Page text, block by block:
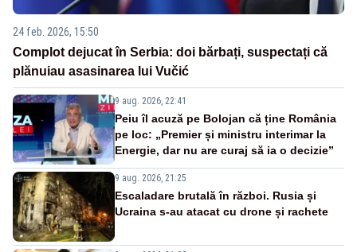
24 feb. 2026, 15:50
Complot dejucat în Serbia: doi bărbați, suspectați că
plănuiau asasinarea lui Vučić
9 aug. 2026, 22:41
Peiu îl acuză pe Bolojan că ține România
pe loc: „Premier și ministru interimar la
Energie, dar nu are curaj să ia o decizie”
9 aug. 2026, 21:25
Escaladare brutală în război. Rusia și
Ucraina s-au atacat cu drone și rachete